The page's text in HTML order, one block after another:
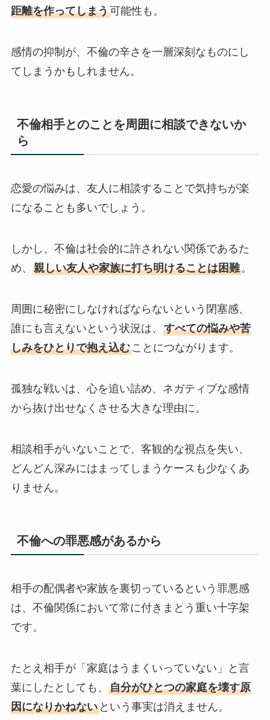
距離を作ってしまう可能性も。
感情の抑制が、不倫の辛さを一層深刻なものにし
てしまうかもしれません。
不倫相手とのことを周囲に相談できないか
ら
恋愛の悩みは、友人に相談することで気持ちが楽
になることも多いでしょう。
しかし、不倫は社会的に許されない関係であるた
め、 親しい友人や家族に打ち明けることは困難。
周囲に秘密にしなければならないという閉塞感、
誰にも言えないという状況は、 すべての悩みや苦
しみをひとりで抱え込むことにつながります。
孤独な戦いは、心を追い詰め、ネガティブな感情
から抜け出せなくさせる大きな理由に。
相談相手がいないことで、客観的な視点を失い、
どんどん深みにはまってしまうケースも少なくあ
りません。
不倫への罪悪感があるから
相手の配偶者や家族を裏切っているという罪悪感
は、不倫関係において常に付きまとう重い十字架
です。
たとえ相手が「家庭はうまくいっていない」と言
葉にしたとしても、 自分がひとつの家庭を壊す原
因になりかねないという事実は消えません。